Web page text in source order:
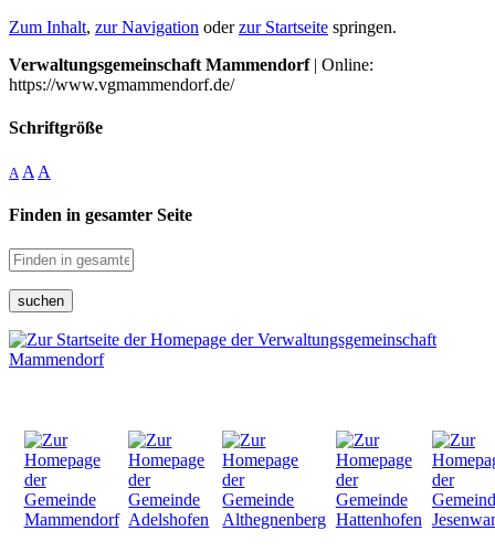
Zum Inhalt, zur Navigation oderzur Startseite springen.
Verwaltungsgemeinschaft Mammendorf| Online:
https://www.vgmammendorf.de/
Schriftgröße
A A A
Finden in gesamter Seite
suchen